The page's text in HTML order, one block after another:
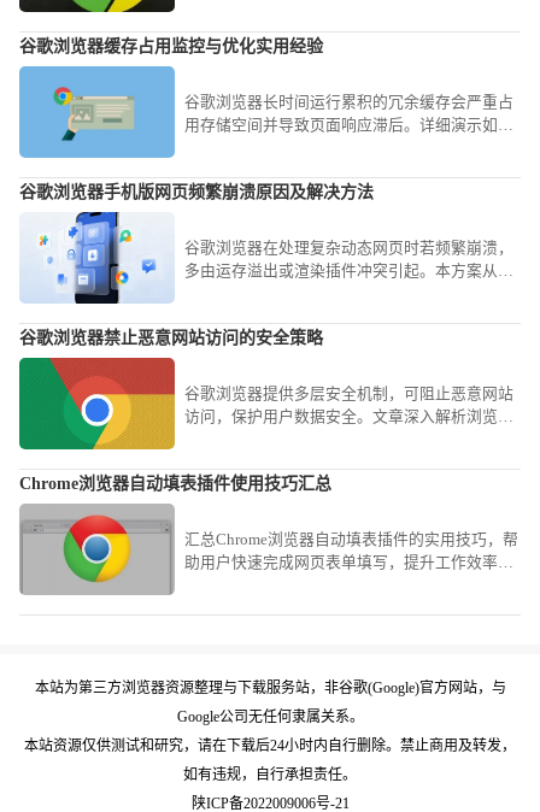
谷歌浏览器缓存占用监控与优化实用经验
谷歌浏览器长时间运行累积的冗余缓存会严重占
用存储空间并导致页面响应滞后。详细演示如何
您的软件始终保持轻盈响应，即便在低配置机型
谷歌浏览器手机版网页频繁崩溃原因及解决方法
谷歌浏览器在处理复杂动态网页时若频繁崩溃，
多由运存溢出或渲染插件冲突引起。本方案从清
谷歌浏览器禁止恶意网站访问的安全策略
谷歌浏览器提供多层安全机制，可阻止恶意网站
访问，保护用户数据安全。文章深入解析浏览器
Chrome浏览器自动填表插件使用技巧汇总
汇总Chrome浏览器自动填表插件的实用技巧，帮
助用户快速完成网页表单填写，提升工作效率，
本站为第三方浏览器资源整理与下载服务站，非谷歌(Google)官方网站，与
Google公司无任何隶属关系。
本站资源仅供测试和研究，请在下载后24小时内自行删除。禁止商用及转发，
如有违规，自行承担责任。
陕ICP备2022009006号-21